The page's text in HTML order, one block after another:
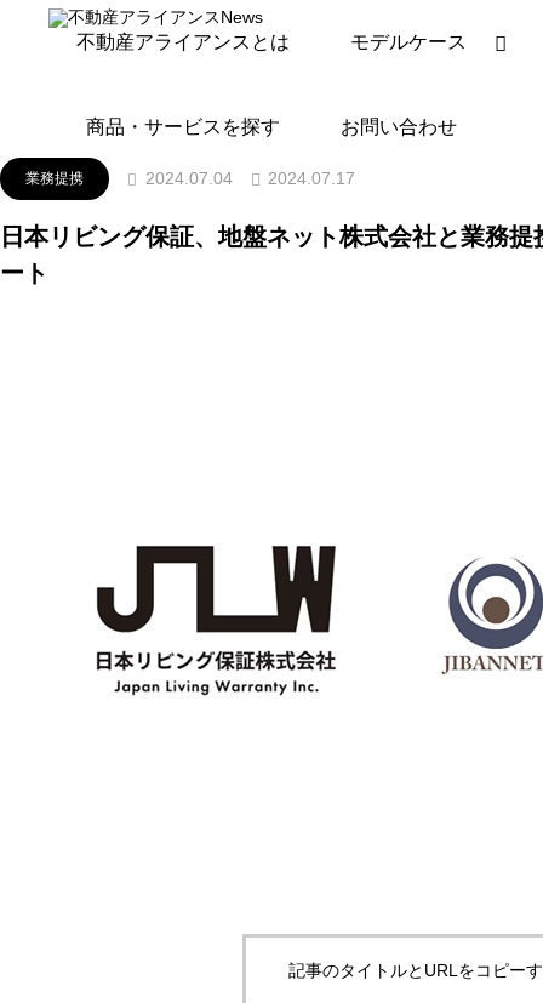
不動産アライアンスとは モデルケース
商品・サービスを探す お問い合わせ
ニュースリリース 業務提携 日本リビング保証、地
業務提携 2024.07.04 2024.07.17
日本リビング保証、地盤ネット株式会社と業務
ート
記事のタイトルとURLをコピー